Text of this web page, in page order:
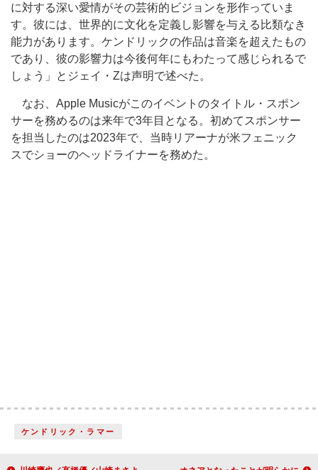
に対する深い愛情がその芸術的ビジョンを形作っていま
す。彼には、世界的に文化を定義し影響を与える比類なき
能力があります。ケンドリックの作品は音楽を超えたもの
であり、彼の影響力は今後何年にもわたって感じられるで
しょう」とジェイ・Zは声明で述べた。
なお、Apple Musicがこのイベントのタイトル・スポン
サーを務めるのは来年で3年目となる。初めてスポンサー
を担当したのは2023年で、当時リアーナが米フェニック
スでショーのヘッドライナーを務めた。
ケンドリック・ラマー